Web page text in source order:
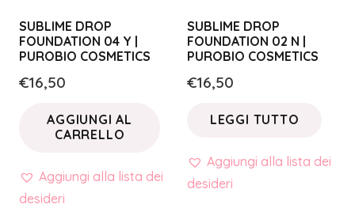
SUBLIME DROP
FOUNDATION 04 Y |
PUROBIO COSMETICS
€16,50
AGGIUNGI AL
CARRELLO
Aggiungi alla lista dei
desideri
SUBLIME DROP
FOUNDATION 02 N |
PUROBIO COSMETICS
€16,50
LEGGI TUTTO
Aggiungi alla lista dei
desideri